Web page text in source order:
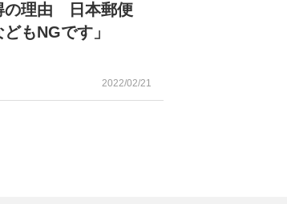
の理由 日本郵便
どもNGです」
2022/02/21